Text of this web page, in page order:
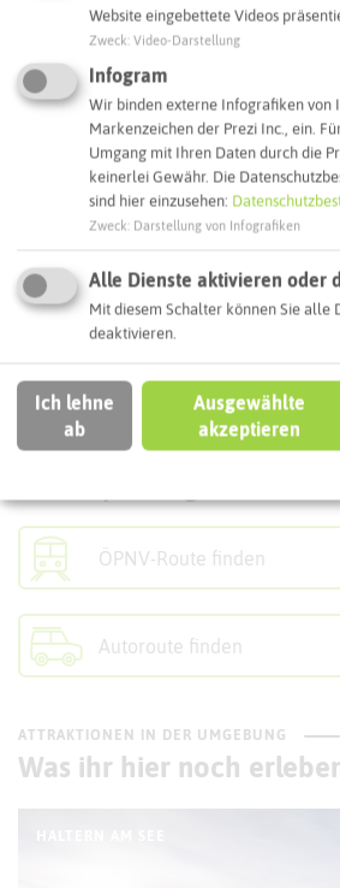
Leaflet ©
Adresse:
Kath. Pfarrkirche St. Sixtus
45721 Haltern am See
Webseite
Interaktive Karte
ÖPNV-Route finden
Autoroute finden
ATTRAKTIONEN IN DER UMGEBUNG
Was ihr hier noch
Website eingebettete Videos
Zweck Video-Darstellung
Infogram
Wir binden externe Infografiken von
Markenzeichen der Prezi Inc., ein.
Umgang mit Ihren Daten durch die
keinerlei Gewähr. Die
sind hier einzusehen:
Zweck Darstellung von Infografiken
Alle Dienste aktivieren oder
Mit diesem Schalter können Sie alle
deaktivieren.
Ich lehne
ab
Ausgewählte
akzeptieren